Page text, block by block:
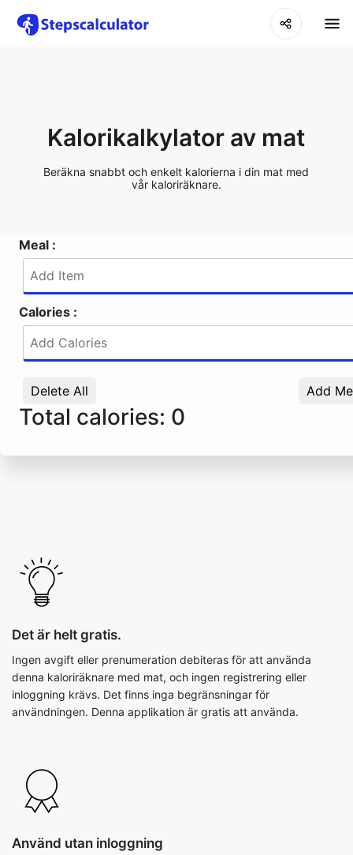
Kalorikalkylator av mat
Beräkna snabbt och enkelt kalorierna i din mat med
vår kaloriräknare.
Meal :
Calories :
Delete All Add
Total calories: 0
Det är helt gratis.
Ingen avgift eller prenumeration debiteras för att använda
denna kaloriräknare med mat, och ingen registrering eller
inloggning krävs. Det finns inga begränsningar för
användningen. Denna applikation är gratis att använda.
Använd utan inloggning